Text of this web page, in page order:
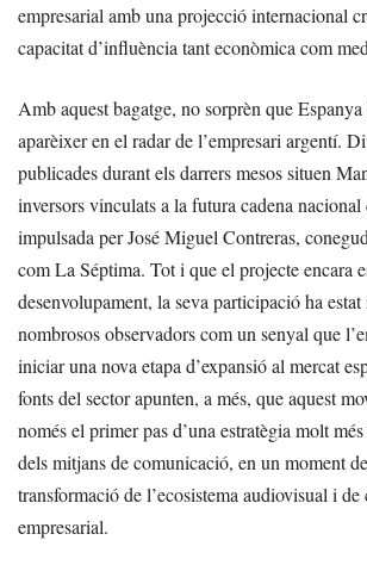
empresarial amb una projecció internacional
capacitat d’influència tant econòmica com
Amb aquest bagatge, no sorprèn que
aparèixer en el radar de l’empresari argentí.
publicades durant els darrers mesos situen
inversors vinculats a la futura cadena
impulsada per José Miguel Contreras,
com La Séptima. Tot i que el projecte encara
desenvolupament, la seva participació ha
nombrosos observadors com un senyal que
iniciar una nova etapa d’expansió al mercat
fonts del sector apunten, a més, que aquest
només el primer pas d’una estratègia molt
dels mitjans de comunicació, en un moment
transformació de l’ecosistema audiovisual i
empresarial.